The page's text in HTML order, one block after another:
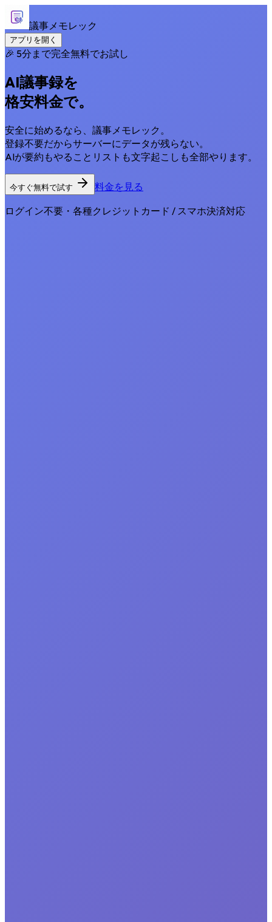
議事メモレック
アプリを開く
🎉 5分まで完全無料でお試し
AI議事録を
格安料金で。
安全に始めるなら、議事メモレック。
登録不要だからサーバーにデータが残らない。
AIが要約もやることリストも文字起こしも全部やります。
今すぐ無料で試す
料金を見る
ログイン不要・各種クレジットカード / スマホ決済対応